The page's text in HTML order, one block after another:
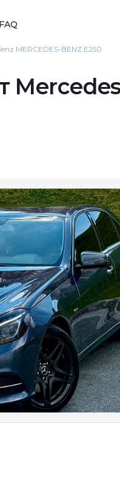
FAQ
MERCEDES-BENZ E250